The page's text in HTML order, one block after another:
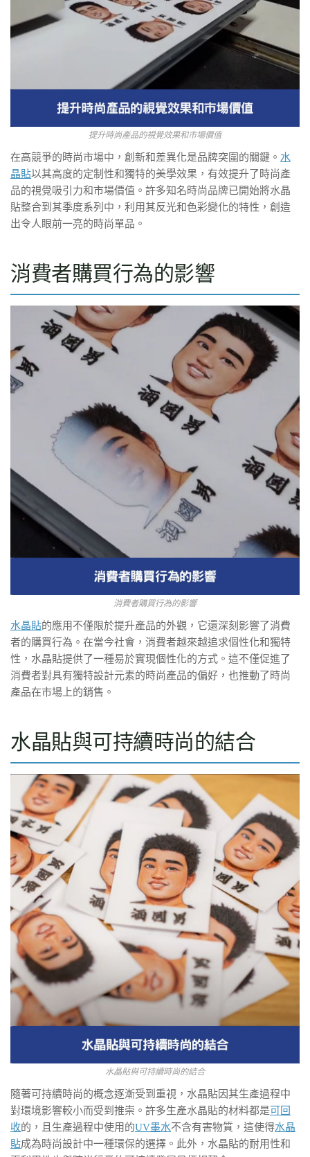
提升時尚產品的視覺效果和市場價值
在高競爭的時尚市場中，創新和差異化是品牌突圍的關鍵。 水
晶貼以其高度的定制性和獨特的美學效果，有效提升了時尚產
品的視覺吸引力和市場價值。許多知名時尚品牌已開始將水晶
貼整合到其季度系列中，利用其反光和色彩變化的特性，創造
出令人眼前一亮的時尚單品。
消費者購買行為的影響
消費者購買行為的影響
水晶貼的應用不僅限於提升產品的外觀，它還深刻影響了消費
者的購買行為。在當今社會，消費者越來越追求個性化和獨特
性，水晶貼提供了一種易於實現個性化的方式。這不僅促進了
消費者對具有獨特設計元素的時尚產品的偏好，也推動了時尚
產品在市場上的銷售。
水晶貼與可持續時尚的結合
水晶貼與可持續時尚的結合
隨著可持續時尚的概念逐漸受到重視，水晶貼因其生產過程中
對環境影響較小而受到推崇。許多生產水晶貼的材料都是可回
收的，且生產過程中使用的UV墨水不含有害物質，這使得水晶
貼成為時尚設計中一種環保的選擇。此外，水晶貼的耐用性和